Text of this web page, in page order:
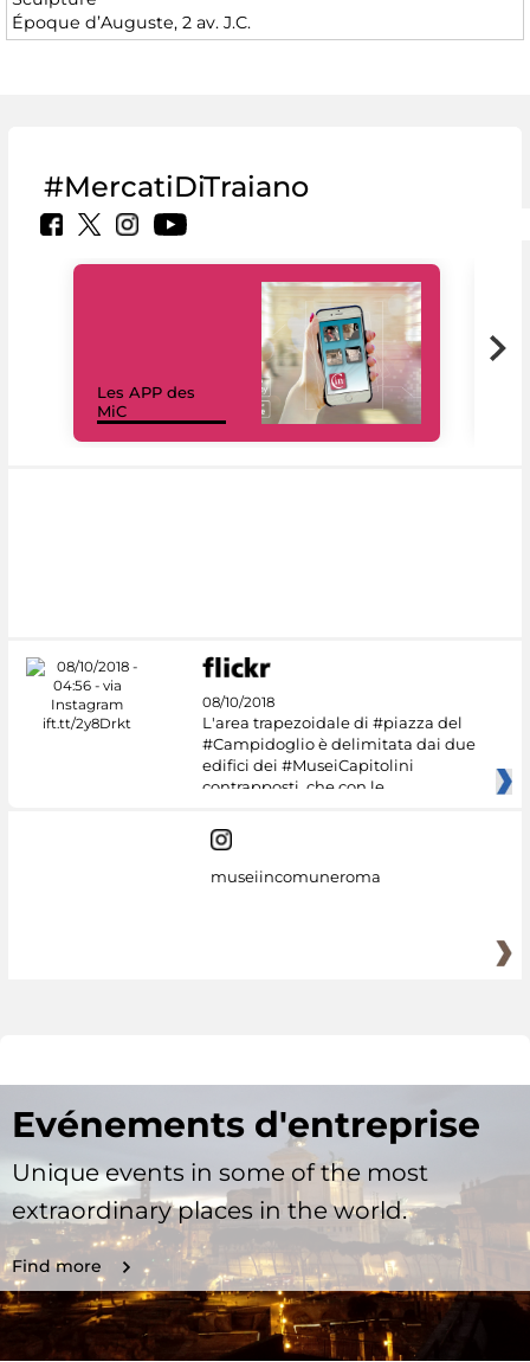
Époque d’Auguste, 2 av. J.C.
#MercatiDiTraiano
Les APP des
MiC
08/10/2018
L'area trapezoidale di #piazza del
#Campidoglio è delimitata dai due
edifici dei #MuseiCapitolini
contrapposti, che con le
museiincomuneroma
Evénements d'entreprise
Unique events in some of the most
extraordinary places in the world.
Find more